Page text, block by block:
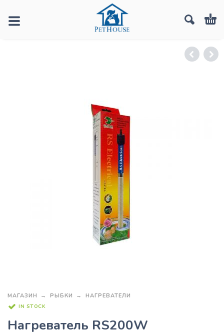
МАГАЗИН РЫБКИ НАГРЕВАТЕЛИ
IN STOCK
Нагреватель RS200W